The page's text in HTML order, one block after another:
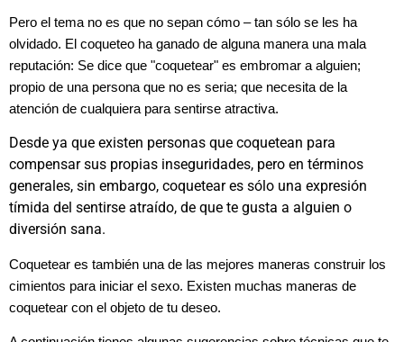
Pero el tema no es que no sepan cómo – tan sólo se les ha
olvidado. El coqueteo ha ganado de alguna manera una mala
reputación: Se dice que "coquetear" es embromar a alguien;
propio de una persona que no es seria; que necesita de la
atención de cualquiera para sentirse atractiva.
Desde ya que existen personas que coquetean para
compensar sus propias inseguridades, pero en términos
generales, sin embargo, coquetear es sólo una expresión
tímida del sentirse atraído, de que te gusta a alguien o
diversión sana.
Coquetear es también una de las mejores maneras construir los
cimientos para iniciar el sexo. Existen muchas maneras de
coquetear con el objeto de tu deseo.